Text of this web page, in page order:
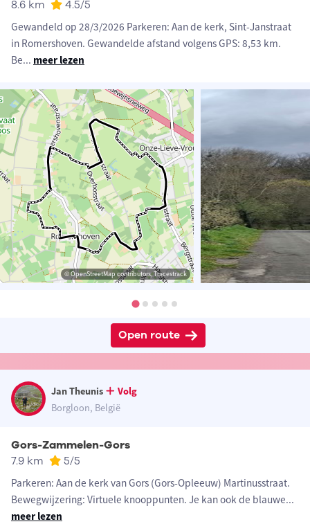
8.6 km 4.5/5
Gewandeld op 28/3/2026 Parkeren: Aan de kerk, Sint-Janstraat
in Romershoven. Gewandelde afstand volgens GPS: 8,53 km.
Be... meer lezen
© OpenStreetMap contributors, Tracestrack
Open route
Jan Theunis
Volg
Borgloon, België
Gors-Zammelen-Gors
7.9 km 5/5
Parkeren: Aan de kerk van Gors (Gors-Opleeuw) Martinusstraat.
Bewegwijzering: Virtuele knooppunten. Je kan ook de blauwe...
meer lezen